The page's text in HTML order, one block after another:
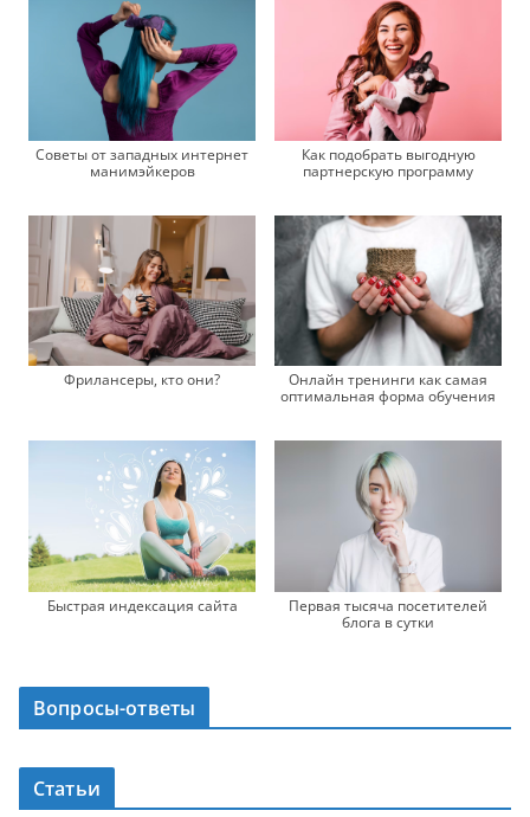
Советы от западных интернет
манимэйкеров
Как подобрать выгодную
партнерскую программу
Фрилансеры, кто они?
Онлайн тренинги как самая
оптимальная форма обучения
Быстрая индексация сайта
Первая тысяча посетителей
блога в сутки
Вопросы-ответы
Статьи